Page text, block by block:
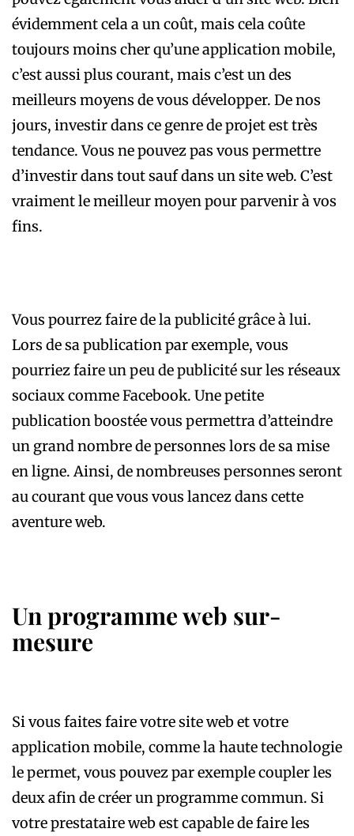
évidemment cela a un coût, mais cela coûte
toujours moins cher qu’une application mobile,
c’est aussi plus courant, mais c’est un des
meilleurs moyens de vous développer. De nos
jours, investir dans ce genre de projet est très
tendance. Vous ne pouvez pas vous permettre
d’investir dans tout sauf dans un site web. C’est
vraiment le meilleur moyen pour parvenir à vos
fins.
Vous pourrez faire de la publicité grâce à lui.
Lors de sa publication par exemple, vous
pourriez faire un peu de publicité sur les réseaux
sociaux comme Facebook. Une petite
publication boostée vous permettra d’atteindre
un grand nombre de personnes lors de sa mise
en ligne. Ainsi, de nombreuses personnes seront
au courant que vous vous lancez dans cette
aventure web.
Un programme web sur-
mesure
Si vous faites faire votre site web et votre
application mobile, comme la haute technologie
le permet, vous pouvez par exemple coupler les
deux afin de créer un programme commun. Si
votre prestataire web est capable de faire les